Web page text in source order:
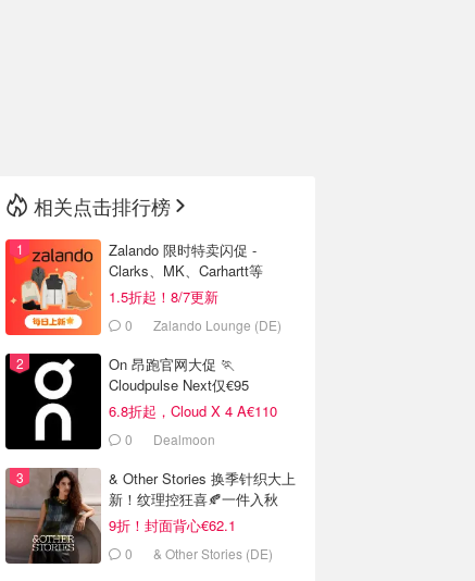
相关点击排行榜
Zalando 限时特卖闪促 -
Clarks、MK、Carhartt等
1.5折起！8/7更新
0 Zalando Lounge (DE)
On 昂跑官网大促 🏃
Cloudpulse Next仅€95
6.8折起，Cloud X 4 A€110
0 Dealmoon
& Other Stories 换季针织大上
新！纹理控狂喜🍂一件入秋
9折！封面背心€62.1
0 & Other Stories (DE)